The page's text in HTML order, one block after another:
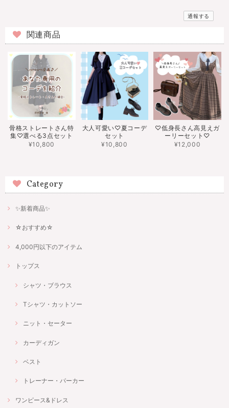
通報する
関連商品
骨格ストレートさん特
集♡選べる3点セット
¥10,800
大人可愛い♡夏コーデ
セット
¥10,800
♡低身長さん高見えガ
ーリーセット♡
¥12,000
Category
✨新着商品✨
☆おすすめ☆
4,000円以下のアイテム
トップス
シャツ・ブラウス
Tシャツ・カットソー
ニット・セーター
カーディガン
ベスト
トレーナー・パーカー
ワンピース&ドレス